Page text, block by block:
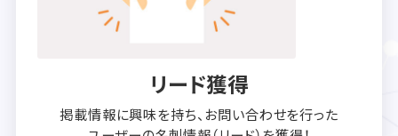
リード獲得
掲載情報に興味を持ち、 お問い合わせを行った